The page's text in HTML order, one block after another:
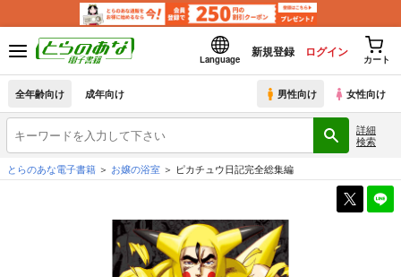
Language
新規登録 ログイン
カート
全年齢向け 成年向け 男性向け 女性向け
詳細
検索
とらのあな電子書籍
お嬢の浴室 ピカチュウ日記完全総集編